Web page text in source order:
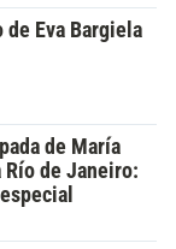
Eva Bargiela
de María
Río de Janeiro: